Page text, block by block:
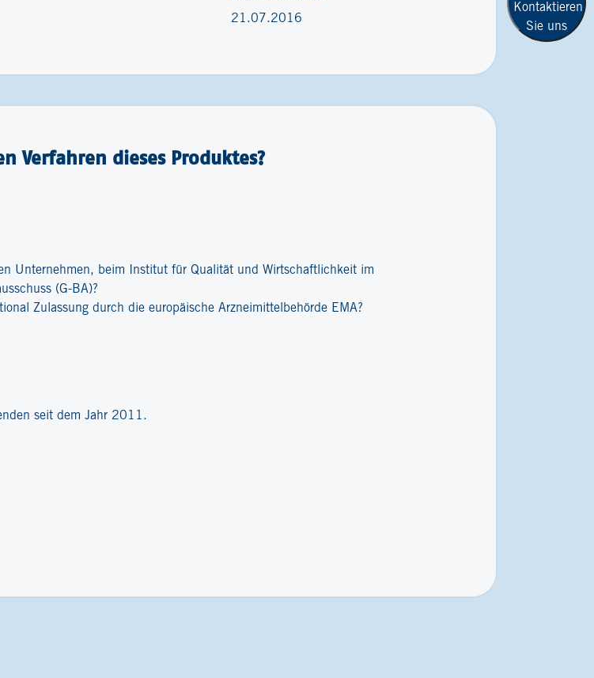
Kontaktieren
Sie uns
21.07.2016
Verfahren dieses Produktes?
Unternehmen, beim Institut für Qualität und Wirtschaftlichkeit im
(G-BA)?
Zulassung durch die europäische Arzneimittelbehörde EMA?
seit dem Jahr 2011.